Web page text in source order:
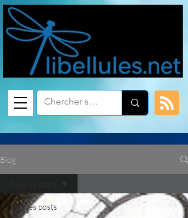
Blog
Tous les posts